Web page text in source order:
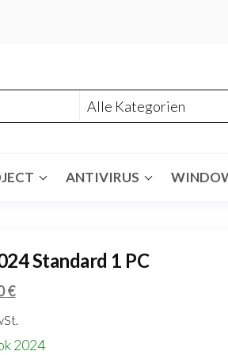
ANTIVIRUS
Standard 1 PC
€Aktueller
2024